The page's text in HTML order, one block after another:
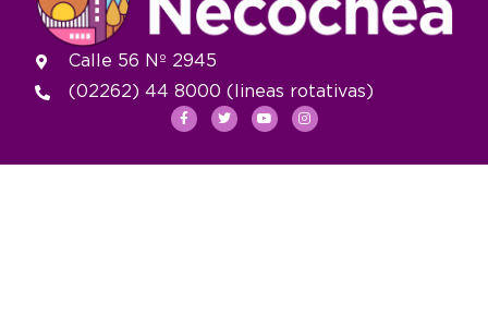
Calle 56 Nº 2945
(02262) 44 8000 (lineas rotativas)